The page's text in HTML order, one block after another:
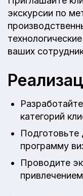
экскурсии по
ваших
категорий
программу
Проводите